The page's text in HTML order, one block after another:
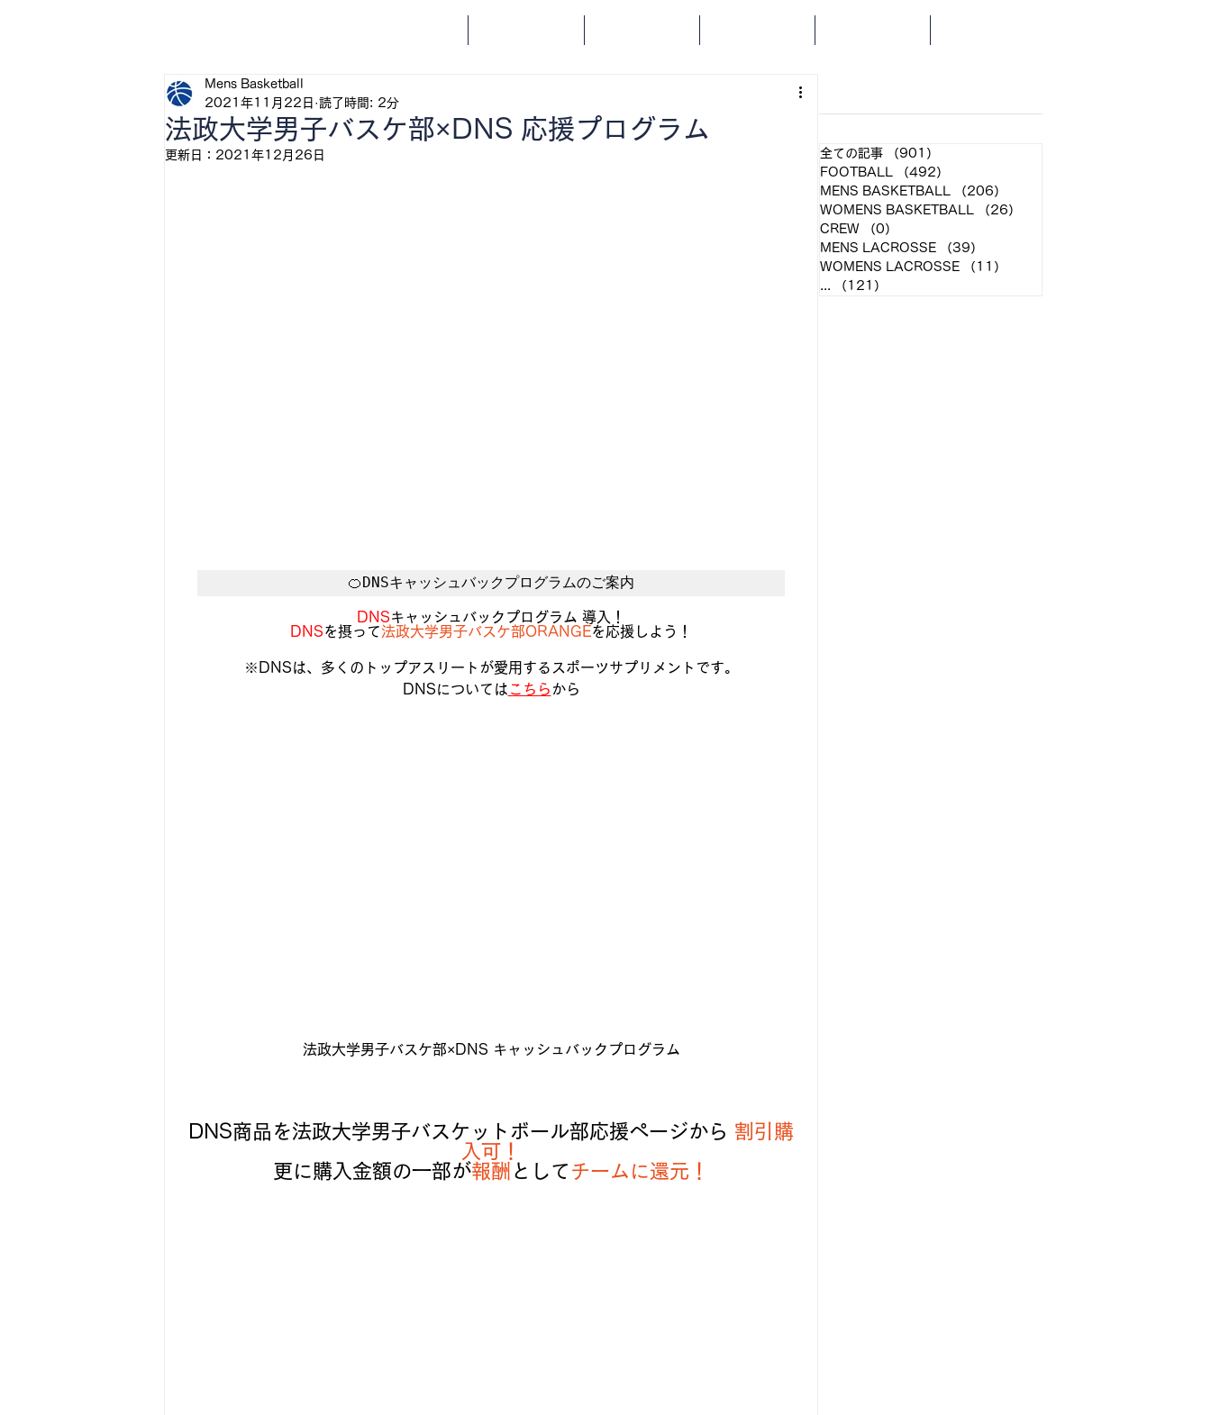
法政大学男子バスケ部×DNS 応援プログラム
Mens Basketball
2021年11月22日 読了時間: 2分
更新日： 2021年12月26日
🍊DNSキャッシュバックプログラムのご案内
DNSキャッシュバックプログラム 導入！
DNSを摂って法政大学男子バスケ部ORANGEを応援しよう！
※DNSは、多くのトップアスリートが愛用するスポーツサプリメントです。
DNSについては こちら から
法政大学男子バスケ部×DNS キャッシュバックプログラム
DNS商品を法政大学男子バスケットボール部応援ページから 割引購
入可！
更に購入金額の一部が報酬 として チームに還元！
全ての記事 （901）
FOOTBALL
（492）
MENS BASKETBALL
（206）
WOMENS BASKETBALL
（26）
CREW
（0）
MENS LACROSSE
（39）
WOMENS LACROSSE
（11）
...
（121）